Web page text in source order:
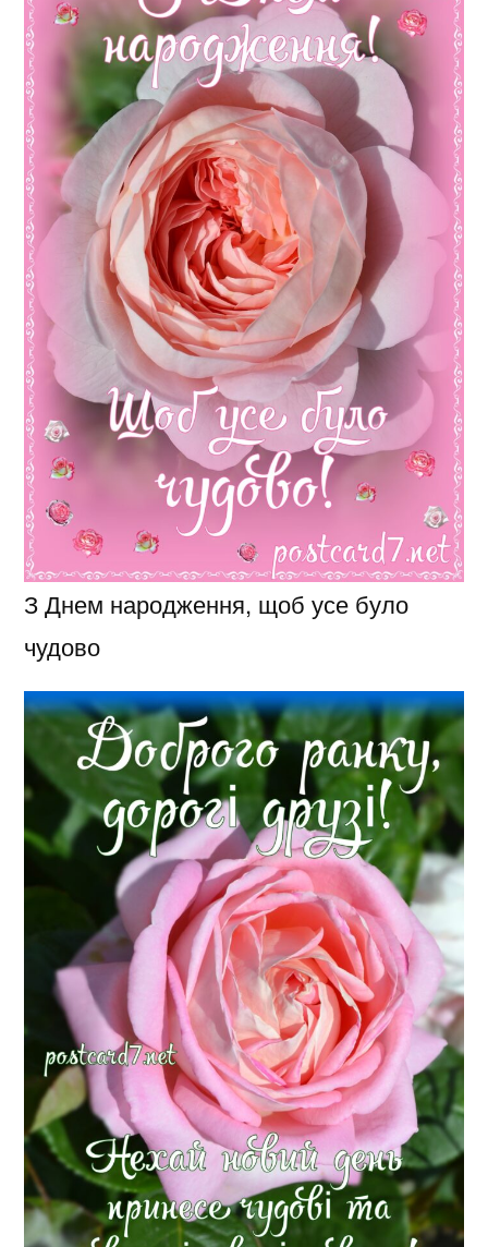
З Днем народження, щоб усе було
чудово